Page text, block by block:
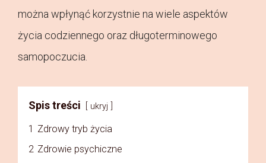
można wpłynąć korzystnie na wiele aspektów
życia codziennego oraz długoterminowego
samopoczucia.
Spis treści ukryj
1 Zdrowy tryb życia
2 Zdrowie psychiczne